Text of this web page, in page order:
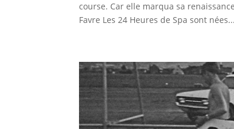
course. Car elle marqua sa
Favre Les 24 Heures de Spa sont nées...